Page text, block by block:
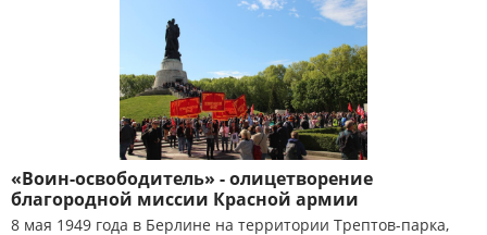
«Воин-освободитель» - олицетворение
благородной миссии Красной армии
8 мая 1949 года в Берлине на территории Трептов-парка,